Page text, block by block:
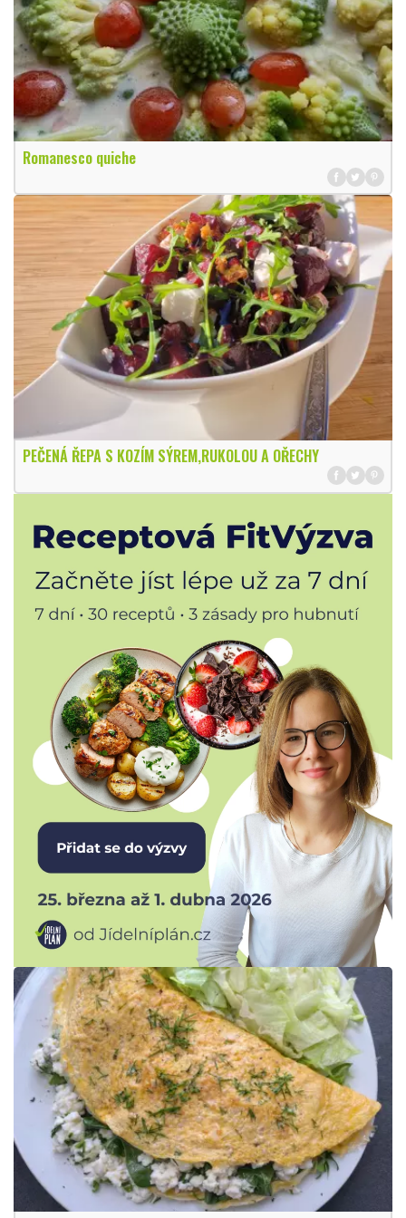
Romanesco quiche
PEČENÁ ŘEPA S KOZÍM SÝREM,RUKOLOU A OŘECHY